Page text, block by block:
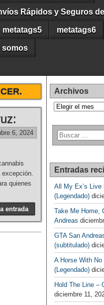
Rápidos y Seguros
metatags5 metatags6
somos
6, 2024
quienes
entrada
Archivos
Archivos
Entradas
All My Ex’s Live
(Legendado)
Take Me Home,
Andreas
GTA San
(subtitulado)
A Horse With No
(Legendado)
Hold The Line –
diciembre 11,